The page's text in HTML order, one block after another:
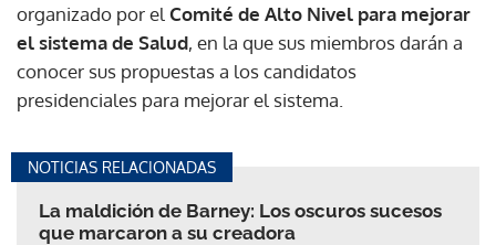
organizado por el Comité de Alto Nivel para mejorar
el sistema de Salud, en la que sus miembros darán a
conocer sus propuestas a los candidatos
presidenciales para mejorar el sistema.
NOTICIAS RELACIONADAS
La maldición de Barney: Los oscuros sucesos
que marcaron a su creadora